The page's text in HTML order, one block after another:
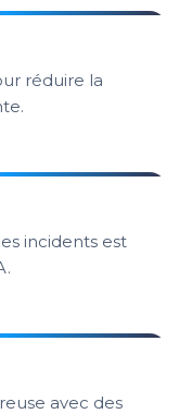
réduire la
incidents est
avec des